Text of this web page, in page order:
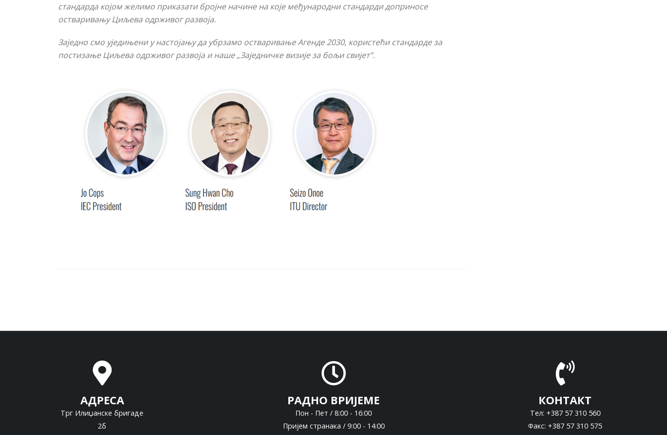
стандарда којом желимо приказати бројне начине на које међународни стандарди доприносе
остваривању Циљева одрживог развоја.
Заједно смо уједињени у настојању да убрзамо остваривање Агенде 2030, користећи стандарде за
постизање Циљева одрживог развоја и наше „Заједничке визије за бољи свијет”.
АДРЕСА
Трг Илиџанске бригаде
2б
РАДНО ВРИЈЕМЕ
Пон - Пет / 8:00 - 16:00
Пријем странака / 9:00 - 14:00
КОНТАКТ
Тел: +387 57 310 560
Факс: +387 57 310 575